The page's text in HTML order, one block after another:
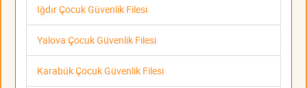
Iğdır Çocuk Güvenlik Filesi
Yalova Çocuk Güvenlik Filesi
Karabük Çocuk Güvenlik Filesi